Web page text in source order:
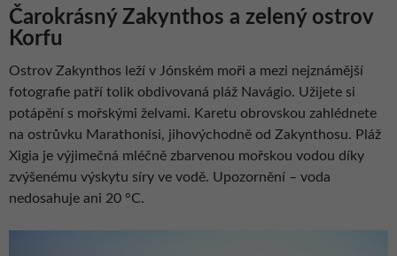
Čarokrásný Zakynthos a zelený ostrov
Korfu
Ostrov Zakynthos leží v Jónském moři a mezi nejznámější
fotografie patří tolik obdivovaná pláž Navágio. Užijete si
potápění s mořskými želvami. Karetu obrovskou zahlédnete
na ostrůvku Marathonisi, jihovýchodně od Zakynthosu. Pláž
Xigia je výjimečná mléčně zbarvenou mořskou vodou díky
zvýšenému výskytu síry ve vodě. Upozornění – voda
nedosahuje ani 20 °C.